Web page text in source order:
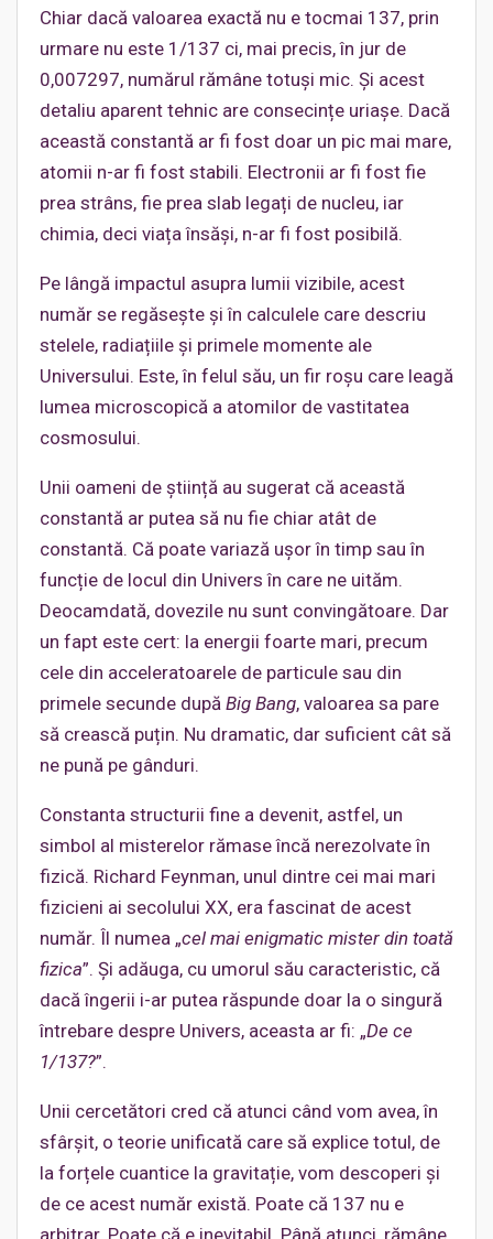
Chiar dacă valoarea exactă nu e tocmai 137, prin
urmare nu este 1/137 ci, mai precis, în jur de
0,007297, numărul rămâne totuși mic. Și acest
detaliu aparent tehnic are consecințe uriașe. Dacă
această constantă ar fi fost doar un pic mai mare,
atomii n-ar fi fost stabili. Electronii ar fi fost fie
prea strâns, fie prea slab legați de nucleu, iar
chimia, deci viața însăși, n-ar fi fost posibilă.
Pe lângă impactul asupra lumii vizibile, acest
număr se regăsește și în calculele care descriu
stelele, radiațiile și primele momente ale
Universului. Este, în felul său, un fir roșu care leagă
lumea microscopică a atomilor de vastitatea
cosmosului.
Unii oameni de știință au sugerat că această
constantă ar putea să nu fie chiar atât de
constantă. Că poate variază ușor în timp sau în
funcție de locul din Univers în care ne uităm.
Deocamdată, dovezile nu sunt convingătoare. Dar
un fapt este cert: la energii foarte mari, precum
cele din acceleratoarele de particule sau din
primele secunde după Big Bang, valoarea sa pare
să crească puțin. Nu dramatic, dar suficient cât să
ne pună pe gânduri.
Constanta structurii fine a devenit, astfel, un
simbol al misterelor rămase încă nerezolvate în
fizică. Richard Feynman, unul dintre cei mai mari
fizicieni ai secolului XX, era fascinat de acest
număr. Îl numea „cel mai enigmatic mister din toată
fizica”. Și adăuga, cu umorul său caracteristic, că
dacă îngerii i-ar putea răspunde doar la o singură
întrebare despre Univers, aceasta ar fi: „De ce
1/137?”.
Unii cercetători cred că atunci când vom avea, în
sfârșit, o teorie unificată care să explice totul, de
la forțele cuantice la gravitație, vom descoperi și
de ce acest număr există. Poate că 137 nu e